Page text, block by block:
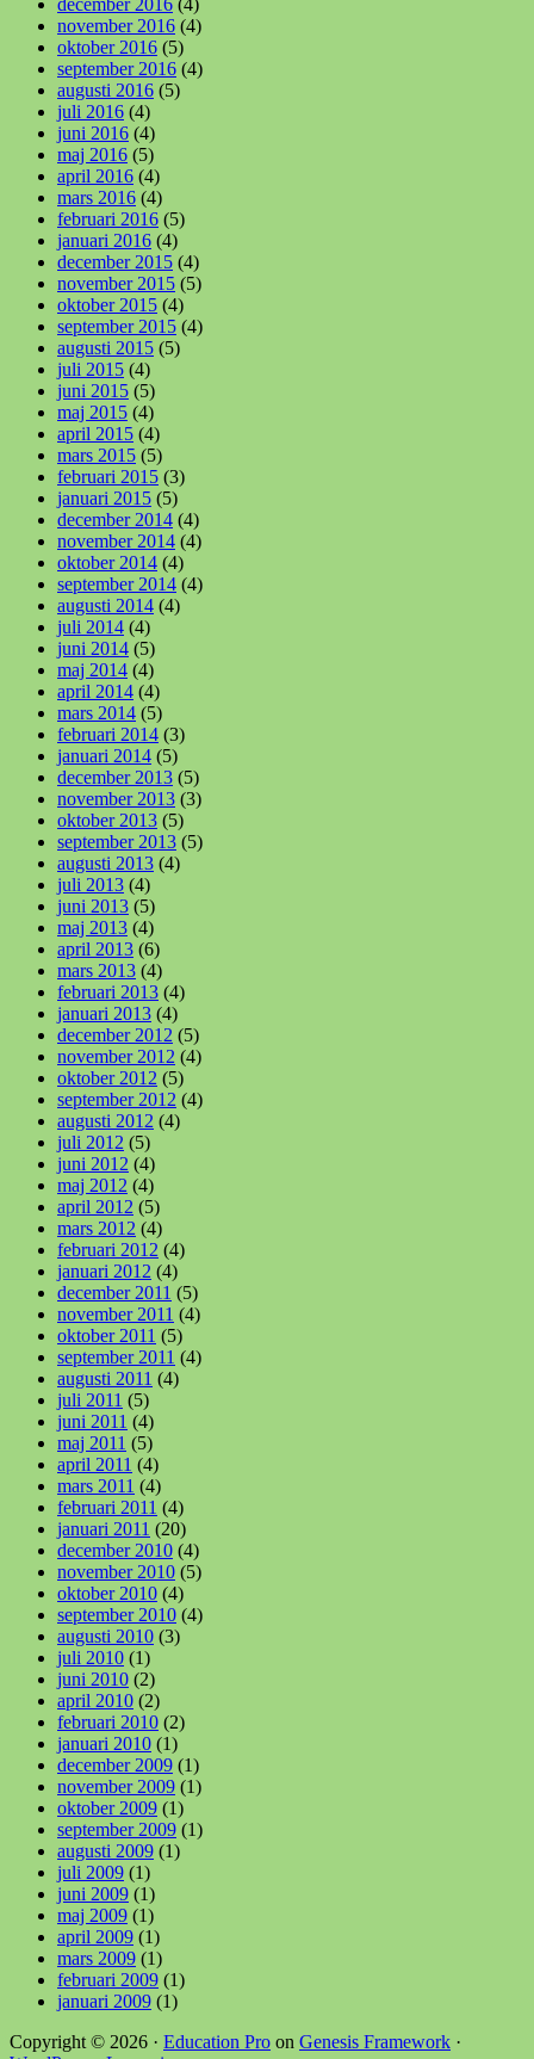
november 2016 (4)
oktober 2016 (5)
september 2016 (4)
augusti 2016 (5)
juli 2016 (4)
juni 2016 (4)
maj 2016 (5)
april 2016 (4)
mars 2016 (4)
februari 2016 (5)
januari 2016 (4)
december 2015 (4)
november 2015 (5)
oktober 2015 (4)
september 2015 (4)
augusti 2015 (5)
juli 2015 (4)
juni 2015 (5)
maj 2015 (4)
april 2015 (4)
mars 2015 (5)
februari 2015 (3)
januari 2015 (5)
december 2014 (4)
november 2014 (4)
oktober 2014 (4)
september 2014 (4)
augusti 2014 (4)
juli 2014 (4)
juni 2014 (5)
maj 2014 (4)
april 2014 (4)
mars 2014 (5)
februari 2014 (3)
januari 2014 (5)
december 2013 (5)
november 2013 (3)
oktober 2013 (5)
september 2013 (5)
augusti 2013 (4)
juli 2013 (4)
juni 2013 (5)
maj 2013 (4)
april 2013 (6)
mars 2013 (4)
februari 2013 (4)
januari 2013 (4)
december 2012 (5)
november 2012 (4)
oktober 2012 (5)
september 2012 (4)
augusti 2012 (4)
juli 2012 (5)
juni 2012 (4)
maj 2012 (4)
april 2012 (5)
mars 2012 (4)
februari 2012 (4)
januari 2012 (4)
december 2011 (5)
november 2011 (4)
oktober 2011 (5)
september 2011 (4)
augusti 2011 (4)
juli 2011 (5)
juni 2011 (4)
maj 2011 (5)
april 2011 (4)
mars 2011 (4)
februari 2011 (4)
januari 2011 (20)
december 2010 (4)
november 2010 (5)
oktober 2010 (4)
september 2010 (4)
augusti 2010 (3)
juli 2010 (1)
juni 2010 (2)
april 2010 (2)
februari 2010 (2)
januari 2010 (1)
december 2009 (1)
november 2009 (1)
oktober 2009 (1)
september 2009 (1)
augusti 2009 (1)
juli 2009 (1)
juni 2009 (1)
maj 2009 (1)
april 2009 (1)
mars 2009 (1)
februari 2009 (1)
januari 2009 (1)
Copyright © 2026 · Education Pro on Genesis Framework ·